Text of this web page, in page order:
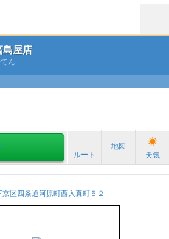
屋店
ん
ルート
地図
天気
区四条通河原町西入真町５２